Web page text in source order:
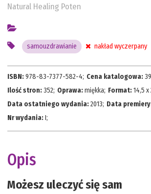
Natural Healing Poten
samouzdrawianie nakład wyczerpany
ISBN:978-83-7377-582-4; Cena katalogowa:
Ilość stron:352; Oprawa:miękka; Format:14,5 x
Data ostatniego wydania:2013; Data
Nr wydania:I;
Opis
Możesz uleczyć się sam